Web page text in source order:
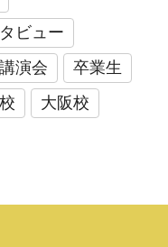
ビュー
演会
卒業生
大阪校